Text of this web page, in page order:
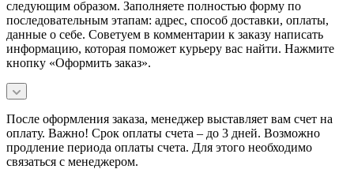
следующим образом. Заполняете полностью форму по
последовательным этапам: адрес, способ доставки, оплаты,
данные о себе. Советуем в комментарии к заказу написать
информацию, которая поможет курьеру вас найти. Нажмите
кнопку «Оформить заказ».
После оформления заказа, менеджер выставляет вам счет на
оплату. Важно! Срок оплаты счета – до 3 дней. Возможно
продление периода оплаты счета. Для этого необходимо
связаться с менеджером.